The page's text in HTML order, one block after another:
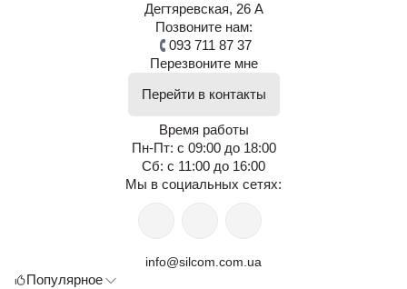
Дегтяревская, 26 А
Позвоните нам:
093 711 87 37
Перезвоните мне
Перейти в контакты
Время работы
Пн-Пт: с 09:00 до 18:00
Сб: с 11:00 до 16:00
Мы в социальных сетях:
info@silcom.com.ua
Популярное